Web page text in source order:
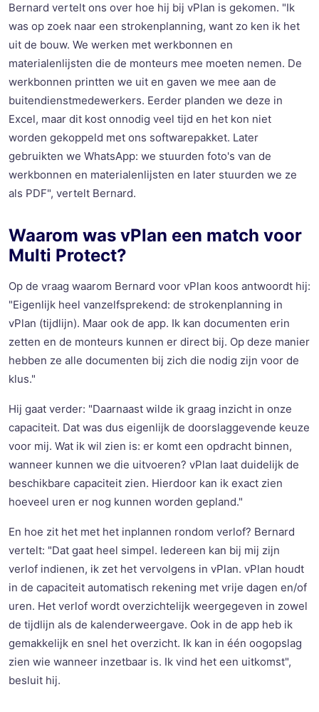
Bernard vertelt ons over hoe hij bij vPlan is gekomen. "Ik
was op zoek naar een strokenplanning, want zo ken ik het
uit de bouw. We werken met werkbonnen en
materialenlijsten die de monteurs mee moeten nemen. De
werkbonnen printten we uit en gaven we mee aan de
buitendienstmedewerkers. Eerder planden we deze in
Excel, maar dit kost onnodig veel tijd en het kon niet
worden gekoppeld met ons softwarepakket. Later
gebruikten we WhatsApp: we stuurden foto's van de
werkbonnen en materialenlijsten en later stuurden we ze
als PDF", vertelt Bernard.
Waarom was vPlan een match voor
Multi Protect?
Op de vraag waarom Bernard voor vPlan koos antwoordt hij:
"Eigenlijk heel vanzelfsprekend: de strokenplanning in
vPlan (tijdlijn). Maar ook de app. Ik kan documenten erin
zetten en de monteurs kunnen er direct bij. Op deze manier
hebben ze alle documenten bij zich die nodig zijn voor de
klus."
Hij gaat verder: "Daarnaast wilde ik graag inzicht in onze
capaciteit. Dat was dus eigenlijk de doorslaggevende keuze
voor mij. Wat ik wil zien is: er komt een opdracht binnen,
wanneer kunnen we die uitvoeren? vPlan laat duidelijk de
beschikbare capaciteit zien. Hierdoor kan ik exact zien
hoeveel uren er nog kunnen worden gepland."
En hoe zit het met het inplannen rondom verlof? Bernard
vertelt: "Dat gaat heel simpel. Iedereen kan bij mij zijn
verlof indienen, ik zet het vervolgens in vPlan. vPlan houdt
in de capaciteit automatisch rekening met vrije dagen en/of
uren. Het verlof wordt overzichtelijk weergegeven in zowel
de tijdlijn als de kalenderweergave. Ook in de app heb ik
gemakkelijk en snel het overzicht. Ik kan in één oogopslag
zien wie wanneer inzetbaar is. Ik vind het een uitkomst",
besluit hij.